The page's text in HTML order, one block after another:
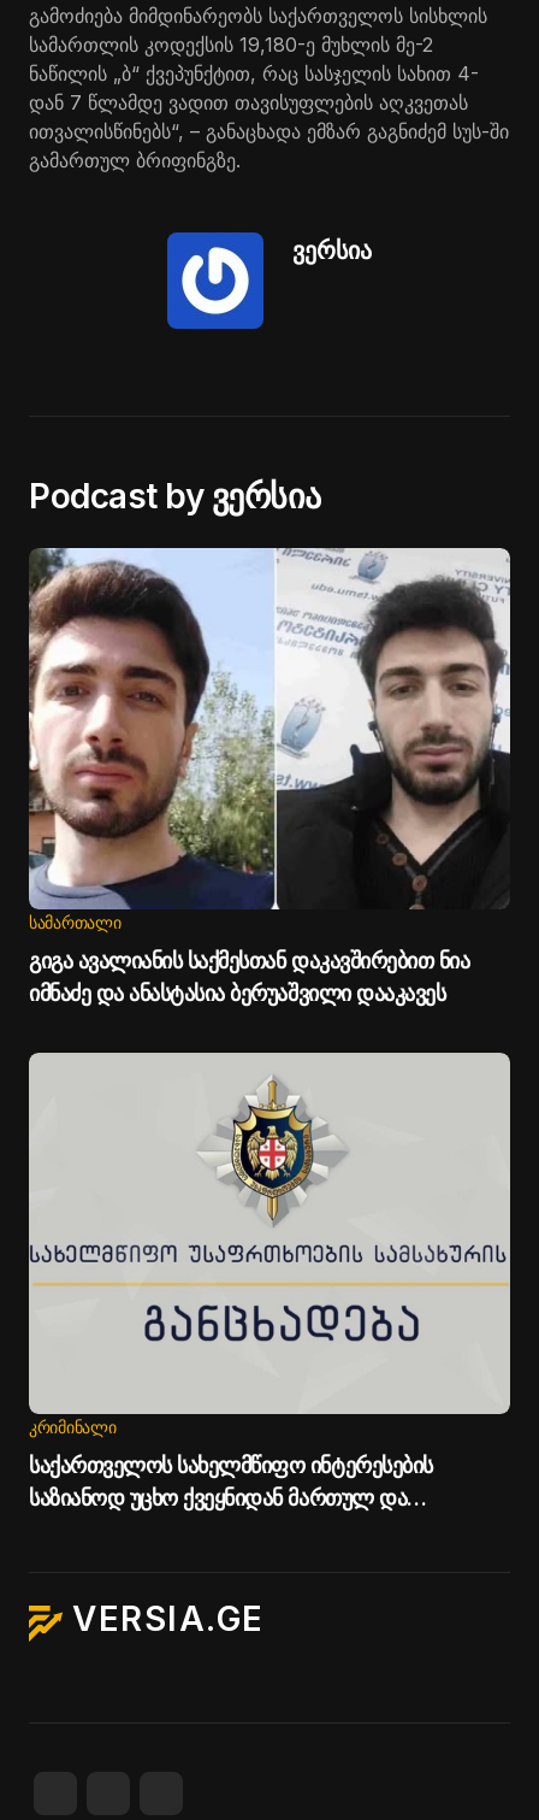
გამოძიება მიმდინარეობს საქართველოს სისხლის
სამართლის კოდექსის 19,180-ე მუხლის მე-2
ნაწილის „ბ“ ქვეპუნქტით, რაც სასჯელის სახით 4-
დან 7 წლამდე ვადით თავისუფლების აღკვეთას
ითვალისწინებს“, – განაცხადა ემზარ გაგნიძემ სუს-ში
გამართულ ბრიფინგზე.
ვერსია
Podcast by ვერსია
ᲡᲐᲛᲐᲠᲗᲐᲚᲘ
გიგა ავალიანის საქმესთან დაკავშირებით ნია
იმნაძე და ანასტასია ბერუაშვილი დააკავეს
ᲙᲠᲘᲛᲘᲜᲐᲚᲘ
საქართველოს სახელმწიფო ინტერესების
საზიანოდ უცხო ქვეყნიდან მართულ და
VERSIA.GE